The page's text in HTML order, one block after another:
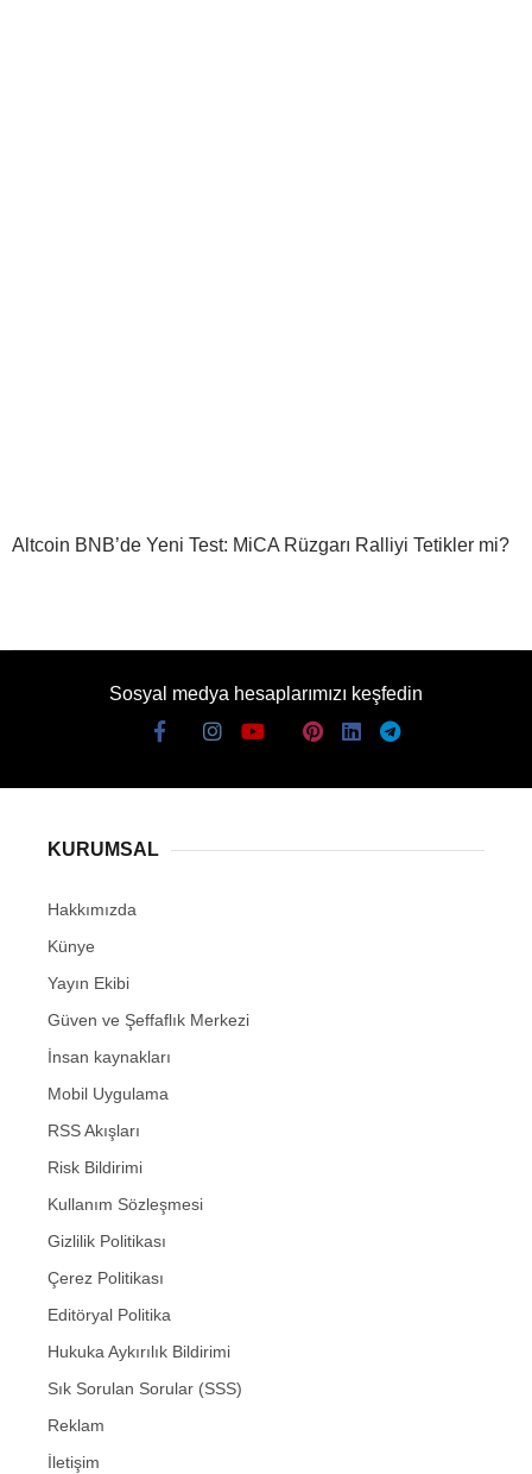
Altcoin BNB’de Yeni Test: MiCA Rüzgarı Ralliyi Tetikler mi?
Sosyal medya hesaplarımızı keşfedin
KURUMSAL
Hakkımızda
Künye
Yayın Ekibi
Güven ve Şeffaflık Merkezi
İnsan kaynakları
Mobil Uygulama
RSS Akışları
Risk Bildirimi
Kullanım Sözleşmesi
Gizlilik Politikası
Çerez Politikası
Editöryal Politika
Hukuka Aykırılık Bildirimi
Sık Sorulan Sorular (SSS)
Reklam
İletişim